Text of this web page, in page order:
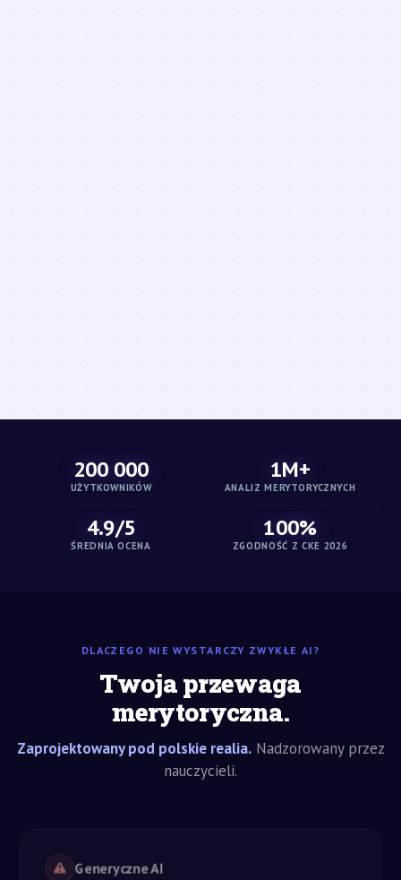
200 000
UŻYTKOWNIKÓW
1M+
ANALIZ MERYTORYCZNYCH
4.9/5
ŚREDNIA OCENA
100%
ZGODNOŚĆ Z CKE 2026
DLACZEGO NIE WYSTARCZY ZWYKŁE AI?
Twoja przewaga
merytoryczna.
Zaprojektowany pod polskie realia.Nadzorowany przez
nauczycieli.
Generyczne AI